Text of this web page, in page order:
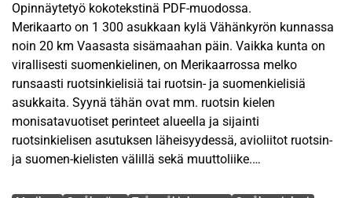
Opinnäytetyö kokotekstinä PDF-muodossa.
Merikaarto on 1 300 asukkaan kylä Vähänkyrön kunnassa
noin 20 km Vaasasta sisämaahan päin. Vaikka kunta on
virallisesti suomenkielinen, on Merikaarrossa melko
runsaasti ruotsinkielisiä tai ruotsin- ja suomenkielisiä
asukkaita. Syynä tähän ovat mm. ruotsin kielen
monisatavuotiset perinteet alueella ja sijainti
ruotsinkielisen asutuksen läheisyydessä, avioliitot ruotsin-
ja suomen-kielisten välillä sekä muuttoliike.